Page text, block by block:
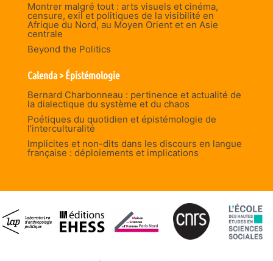
Montrer malgré tout : arts visuels et cinéma,
censure, exil et politiques de la visibilité en
Afrique du Nord, au Moyen Orient et en Asie
centrale
Beyond the Politics
Calenda > Épistémologie
Bernard Charbonneau : pertinence et actualité de
la dialectique du système et du chaos
Poétiques du quotidien et épistémologie de
l’interculturalité
Implicites et non-dits dans les discours en langue
française : déploiements et implications